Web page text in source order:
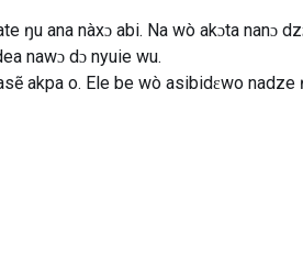
ŋu ana nàxɔ abi. Na wò akɔta nanɔ
nawɔ dɔ nyuie wu.
akpa o. Ele be wò asibidɛwo